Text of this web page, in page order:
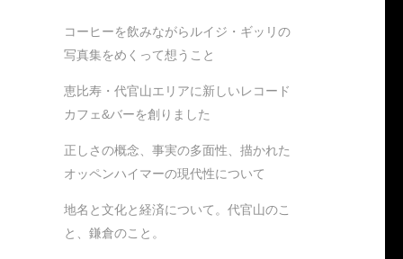
コーヒーを飲みながらルイジ・ギッリの
写真集をめくって想うこと
恵比寿・代官山エリアに新しいレコード
カフェ&バーを創りました
正しさの概念、事実の多面性、描かれた
オッペンハイマーの現代性について
地名と文化と経済について。代官山のこ
と、鎌倉のこと。